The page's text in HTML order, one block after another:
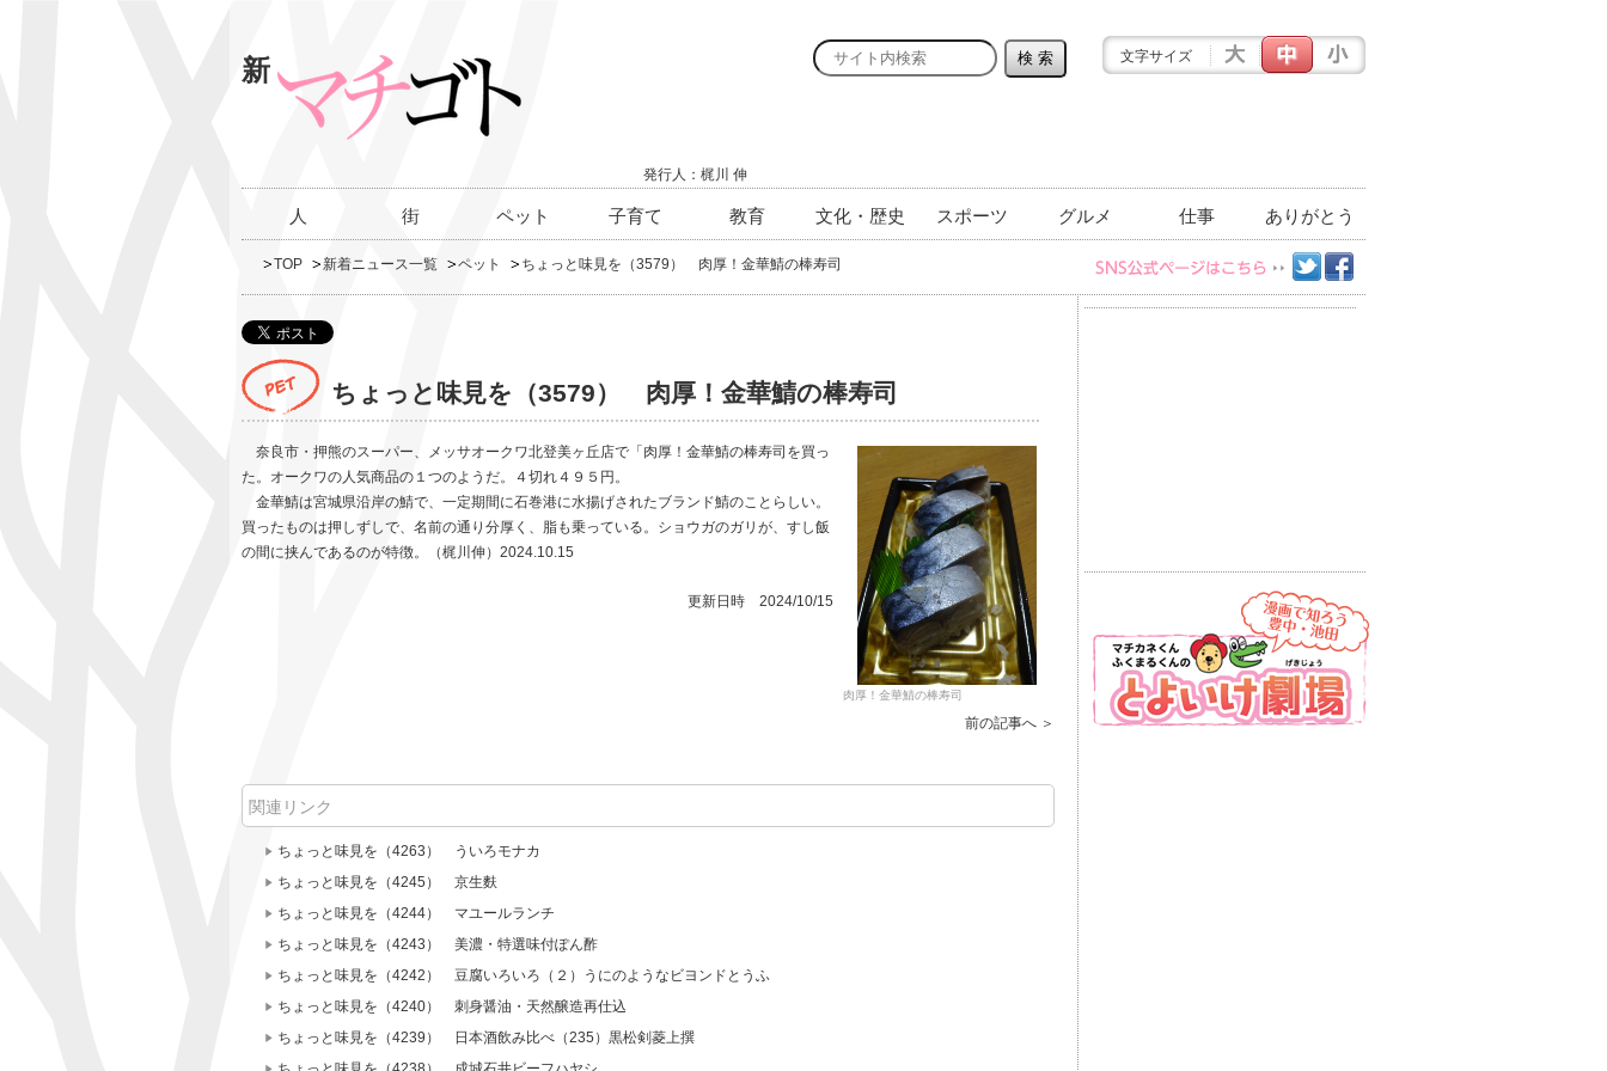
新
発行人：梶川 伸
文字サイズ
人 街 ペット 子育て 教育 文化・歴史 スポーツ グルメ 仕事 ありがとう
TOP 新着ニュース一覧 ペット ちょっと味見を（3579） 肉厚！金華鯖の棒寿司
ちょっと味見を（3579） 肉厚！金華鯖の棒寿司
肉厚！金華鯖の棒寿司
奈良市・押熊のスーパー、メッサオークワ北登美ヶ丘店で「肉厚！金華鯖の棒寿司を買っ
た。オークワの人気商品の１つのようだ。４切れ４９５円。
金華鯖は宮城県沿岸の鯖で、一定期間に石巻港に水揚げされたブランド鯖のことらしい。
買ったものは押しずしで、名前の通り分厚く、脂も乗っている。ショウガのガリが、すし飯
の間に挟んであるのが特徴。（梶川伸）2024.10.15
更新日時 2024/10/15
前の記事へ ＞
関連リンク
ちょっと味見を（4263） ういろモナカ
ちょっと味見を（4245） 京生麩
ちょっと味見を（4244） マユールランチ
ちょっと味見を（4243） 美濃・特選味付ぽん酢
ちょっと味見を（4242） 豆腐いろいろ（２）うにのようなビヨンドとうふ
ちょっと味見を（4240） 刺身醤油・天然醸造再仕込
ちょっと味見を（4239） 日本酒飲み比べ（235）黒松剣菱上撰